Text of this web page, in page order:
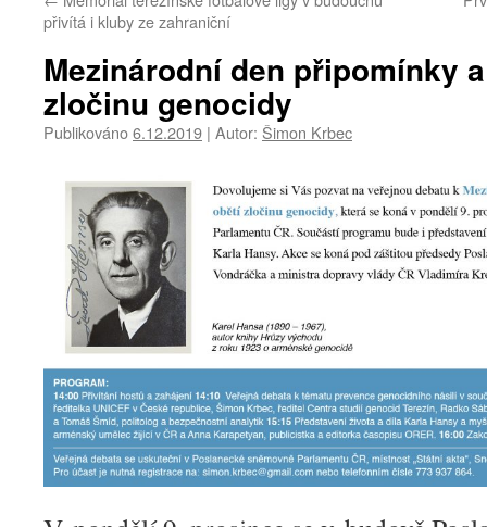
přivítá i kluby ze zahraniční
Mezinárodní den připomínky
zločinu genocidy
Publikováno6.12.2019 | Autor: Šimon Krbec